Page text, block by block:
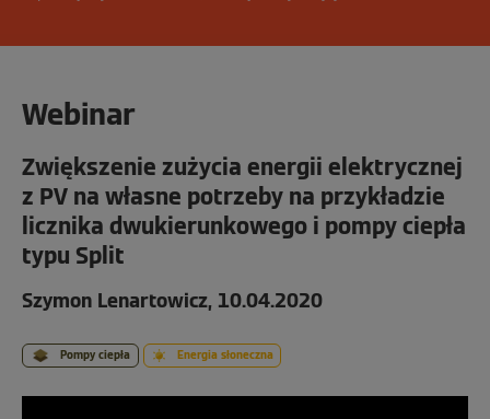
Webinar
Zwiększenie zużycia energii elektrycznej
z PV na własne potrzeby na przykładzie
licznika dwukierunkowego i pompy ciepła
typu Split
Szymon Lenartowicz, 10.04.2020
Pompy ciepła Energia słoneczna